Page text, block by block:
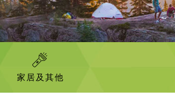
家居及其他